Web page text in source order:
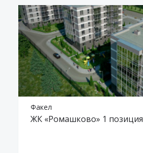
Факел
ЖК «Ромашково» 1 позиция